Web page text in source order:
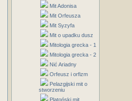
Mit Adonisa
Mit Orfeusza
Mit Syzyfa
Mit o upadku dusz
Mitologia grecka - 1
Mitologia grecka - 2
Nić Ariadny
Orfeusz i orfizm
Pelazgijski mit o
stworzeniu
Platoński mit